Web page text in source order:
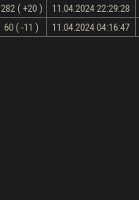
282 ( +20 )
11.04.2024 22:29:28
60 ( -11 ) 11.04.2024 04:16:47